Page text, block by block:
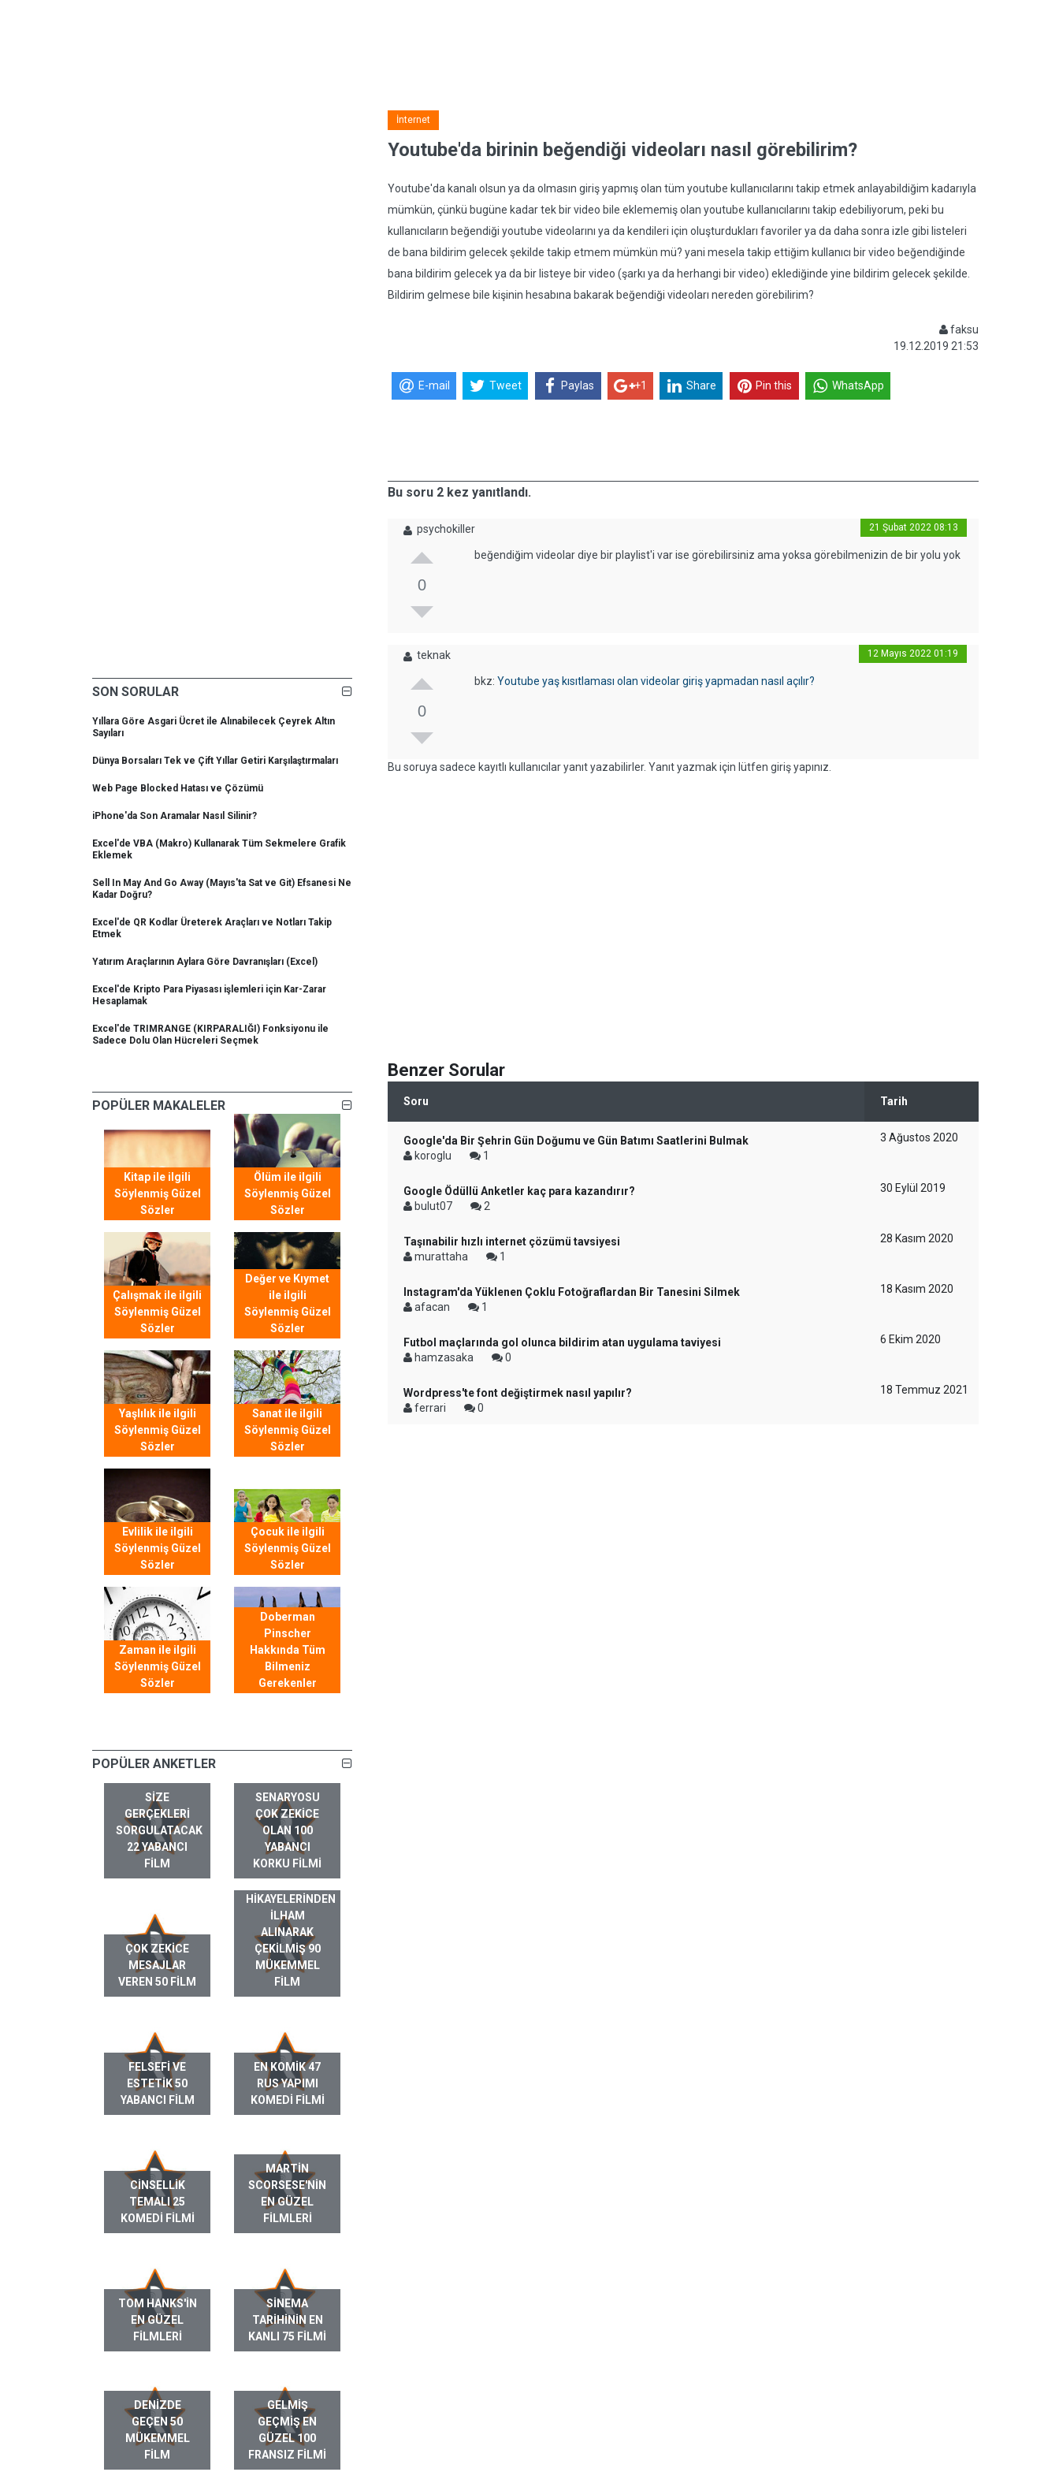
SON SORULAR
Yıllara Göre Asgari Ücret ile Alınabilecek Çeyrek Altın
Sayıları
Dünya Borsaları Tek ve Çift Yıllar Getiri Karşılaştırmaları
Web Page Blocked Hatası ve Çözümü
iPhone'da Son Aramalar Nasıl Silinir?
Excel'de VBA (Makro) Kullanarak Tüm Sekmelere Grafik
Eklemek
Sell In May And Go Away (Mayıs'ta Sat ve Git) Efsanesi Ne
Kadar Doğru?
Excel'de QR Kodlar Üreterek Araçları ve Notları Takip
Etmek
Yatırım Araçlarının Aylara Göre Davranışları (Excel)
Excel'de Kripto Para Piyasası işlemleri için Kar-Zarar
Hesaplamak
Excel'de TRIMRANGE (KIRPARALIĞI) Fonksiyonu ile
Sadece Dolu Olan Hücreleri Seçmek
POPÜLER MAKALELER
Kitap ile ilgili
Söylenmiş Güzel
Sözler
Ölüm ile ilgili
Söylenmiş Güzel
Sözler
Çalışmak ile ilgili
Söylenmiş Güzel
Sözler
Değer ve Kıymet
ile ilgili
Söylenmiş Güzel
Sözler
Yaşlılık ile ilgili
Söylenmiş Güzel
Sözler
Sanat ile ilgili
Söylenmiş Güzel
Sözler
Evlilik ile ilgili
Söylenmiş Güzel
Sözler
Çocuk ile ilgili
Söylenmiş Güzel
Sözler
Zaman ile ilgili
Söylenmiş Güzel
Sözler
Doberman
Pinscher
Hakkında Tüm
Bilmeniz
Gerekenler
POPÜLER ANKETLER
SIZE
GERÇEKLERI
SORGULATACAK
22 YABANCI
FILM
SENARYOSU
ÇOK ZEKICE
OLAN 100
YABANCI
KORKU FILMI
ÇOK ZEKICE
MESAJLAR
VEREN 50 FILM
GERÇEK HAYAT
HIKAYELERINDEN
ILHAM
ALINARAK
ÇEKILMIŞ 90
MÜKEMMEL
FILM
FELSEFI VE
ESTETIK 50
YABANCI FILM
EN KOMIK 47
RUS YAPIMI
KOMEDI FILMI
CINSELLIK
TEMALI 25
KOMEDI FILMI
MARTIN
SCORSESE'NIN
EN GÜZEL
FILMLERI
TOM HANKS'IN
EN GÜZEL
FILMLERI
SINEMA
TARIHININ EN
KANLI 75 FILMI
DENIZDE
GEÇEN 50
MÜKEMMEL
FILM
GELMIŞ
GEÇMIŞ EN
GÜZEL 100
FRANSIZ FILMI
İnternet
Youtube'da birinin beğendiği videoları nasıl görebilirim?
Youtube'da kanalı olsun ya da olmasın giriş yapmış olan tüm youtube kullanıcılarını takip etmek anlayabildiğim kadarıyla
mümkün, çünkü bugüne kadar tek bir video bile eklememiş olan youtube kullanıcılarını takip edebiliyorum, peki bu
kullanıcıların beğendiği youtube videolarını ya da kendileri için oluşturdukları favoriler ya da daha sonra izle gibi listeleri
de bana bildirim gelecek şekilde takip etmem mümkün mü? yani mesela takip ettiğim kullanıcı bir video beğendiğinde
bana bildirim gelecek ya da bir listeye bir video (şarkı ya da herhangi bir video) eklediğinde yine bildirim gelecek şekilde.
Bildirim gelmese bile kişinin hesabına bakarak beğendiği videoları nereden görebilirim?
faksu
19.12.2019 21:53
E-mail Tweet Paylas +1 Share Pin this WhatsApp
Bu soru 2 kez yanıtlandı.
psychokiller 21 Şubat 2022 08:13
0
beğendiğim videolar diye bir playlist'i var ise görebilirsiniz ama yoksa görebilmenizin de bir yolu yok
teknak 12 Mayıs 2022 01:19
0
bkz:Youtube yaş kısıtlaması olan videolar giriş yapmadan nasıl açılır?
Bu soruya sadece kayıtlı kullanıcılar yanıt yazabilirler. Yanıt yazmak için lütfen giriş yapınız.
Benzer Sorular
Soru Tarih
Google'da Bir Şehrin Gün Doğumu ve Gün Batımı Saatlerini Bulmak
koroglu
1
3 Ağustos 2020
Google Ödüllü Anketler kaç para kazandırır?
bulut07
2
30 Eylül 2019
Taşınabilir hızlı internet çözümü tavsiyesi
murattaha
1
28 Kasım 2020
Instagram'da Yüklenen Çoklu Fotoğraflardan Bir Tanesini Silmek
afacan
1
18 Kasım 2020
Futbol maçlarında gol olunca bildirim atan uygulama taviyesi
hamzasaka
0
6 Ekim 2020
Wordpress'te font değiştirmek nasıl yapılır?
ferrari
0
18 Temmuz 2021